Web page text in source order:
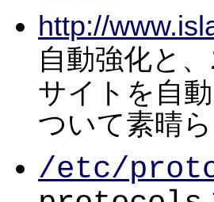
http://
自動強化と、
サイトを自
ついて素晴
/etc/